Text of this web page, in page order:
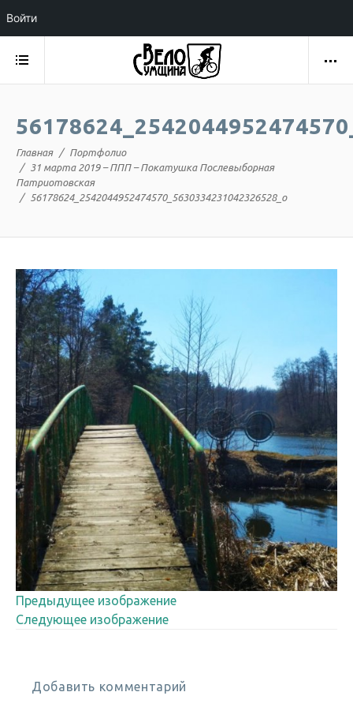
Главная
Портфолио
31 марта 2019 – ППП – Покатушка Послевыборная
Патриотовская
56178624_2542044952474570_5630334231042326528_o
Предыдущее изображение
Следующее изображение
Добавить комментарий
Войти